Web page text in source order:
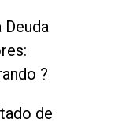
Deuda
?
de